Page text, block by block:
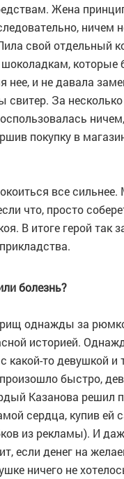
Жена
ничем
свой отдельный
шоколадкам, которые
нее, и не давала
свитер. За
покупку в
все
что, просто
В итоге герой так
болезнь?
однажды за
историей.
какой-то девушкой и
быстро,
Казанова решил
сердца, купив ей
из рекламы). И
если денег на
ничего не